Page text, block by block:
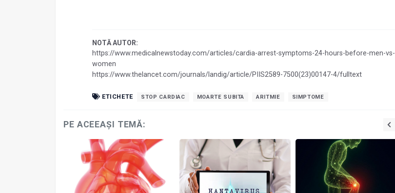
NOTĂ AUTOR:
https://www.medicalnewstoday.com/articles/cardia-arrest-symptoms-24-hours-before-men-vs-
women
https://www.thelancet.com/journals/landig/article/PIIS2589-7500(23)00147-4/fulltext
ETICHETE STOP CARDIAC MOARTE SUBITA ARITMIE SIMPTOME
PE ACEEAȘI TEMĂ: